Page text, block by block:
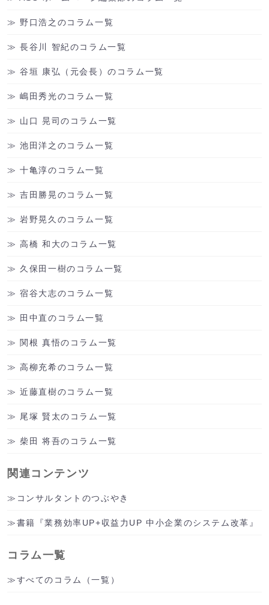
野口浩之のコラム一覧
長谷川 智紀のコラム一覧
谷垣 康弘（元会長）のコラム一覧
嶋田秀光のコラム一覧
山口 晃司のコラム一覧
池田洋之のコラム一覧
十亀淳のコラム一覧
吉田勝晃のコラム一覧
岩野晃久のコラム一覧
高橋 和大のコラム一覧
久保田一樹のコラム一覧
宿谷大志のコラム一覧
田中直のコラム一覧
関根 真悟のコラム一覧
高柳充希のコラム一覧
近藤直樹のコラム一覧
尾塚 賢太のコラム一覧
柴田 将吾のコラム一覧
関連コンテンツ
コンサルタントのつぶやき
書籍『業務効率UP+収益力UP 中小企業のシステム改革』
コラム一覧
すべてのコラム（一覧）